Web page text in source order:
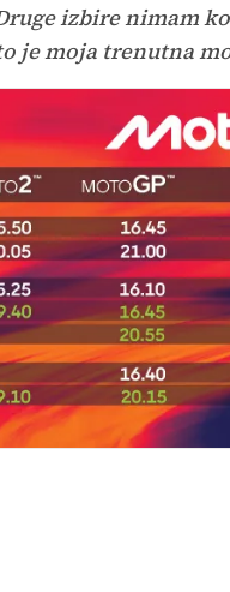
izbire nimam
je moja trenutna